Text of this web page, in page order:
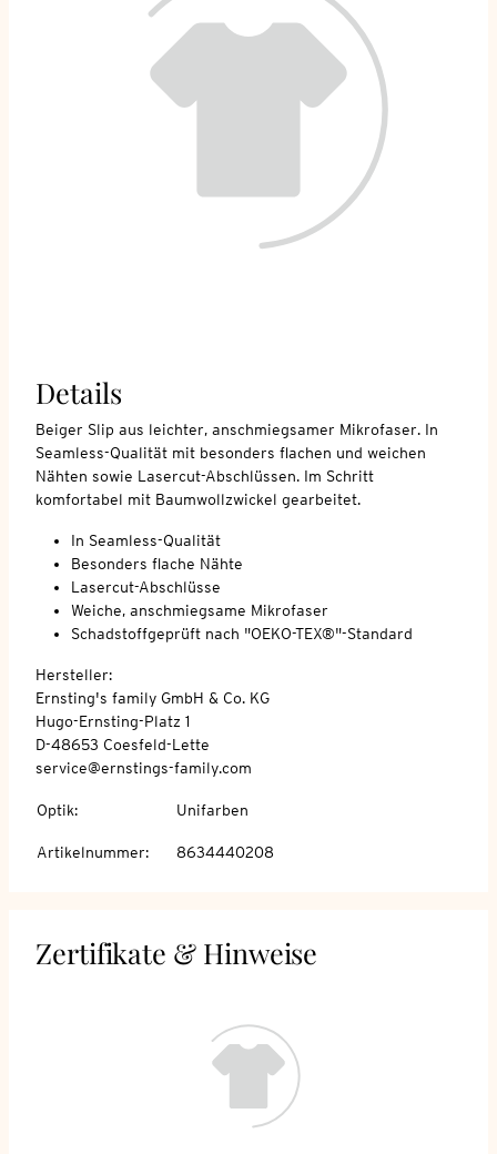
Details
Beiger Slip aus leichter, anschmiegsamer Mikrofaser. In
Seamless-Qualität mit besonders flachen und weichen
Nähten sowie Lasercut-Abschlüssen. Im Schritt
komfortabel mit Baumwollzwickel gearbeitet.
In Seamless-Qualität
Besonders flache Nähte
Lasercut-Abschlüsse
Weiche, anschmiegsame Mikrofaser
Schadstoffgeprüft nach "OEKO-TEX®"-Standard
Hersteller:
Ernsting's family GmbH & Co. KG
Hugo-Ernsting-Platz 1
D-48653 Coesfeld-Lette
service@ernstings-family.com
Optik: Unifarben
Artikelnummer: 8634440208
Zertifikate & Hinweise